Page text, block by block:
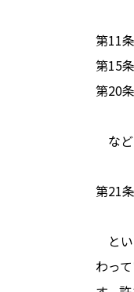
第11
第15
第20
など
第21
とい
わっ